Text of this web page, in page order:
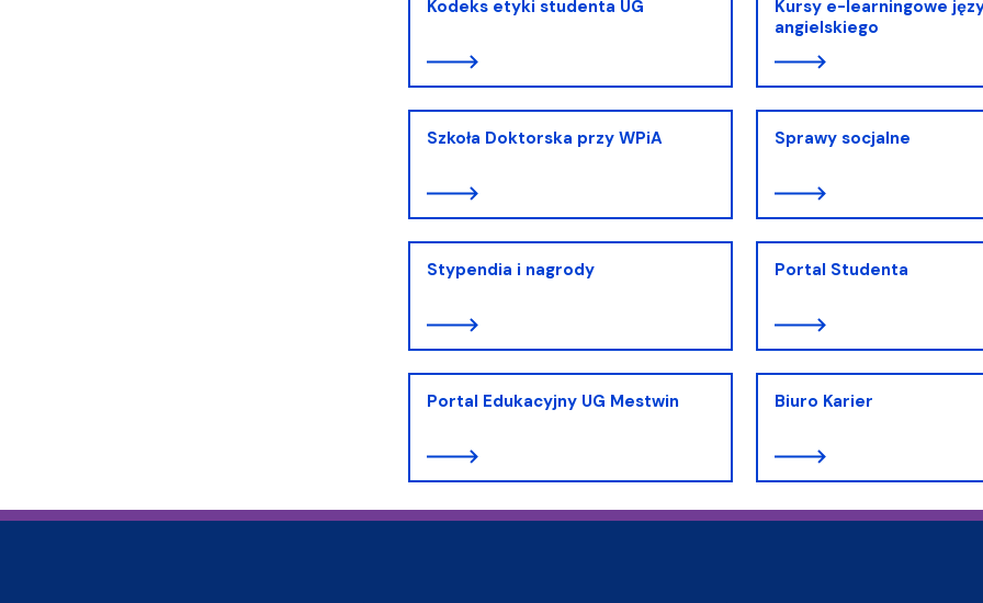
Kodeks etyki studenta UG
Kursy e-learningowe
angielskiego
Szkoła Doktorska przy WPiA Sprawy socjalne
Stypendia i nagrody Portal Studenta
Portal Edukacyjny UG Mestwin Biuro Karier